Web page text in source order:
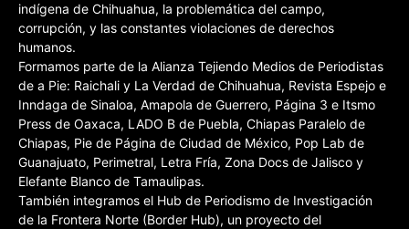
indígena de Chihuahua, la problemática del campo,
corrupción, y las constantes violaciones de derechos
humanos.
Formamos parte de la Alianza Tejiendo Medios de Periodistas
de a Pie: Raichali y La Verdad de Chihuahua, Revista Espejo e
Inndaga de Sinaloa, Amapola de Guerrero, Página 3 e Itsmo
Press de Oaxaca, LADO B de Puebla, Chiapas Paralelo de
Chiapas, Pie de Página de Ciudad de México, Pop Lab de
Guanajuato, Perimetral, Letra Fría, Zona Docs de Jalisco y
Elefante Blanco de Tamaulipas.
También integramos el Hub de Periodismo de Investigación
de la Frontera Norte (Border Hub), un proyecto del